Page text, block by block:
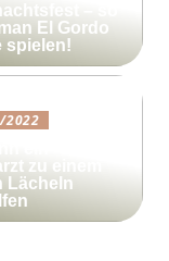
– so
El Gordo
spielen!
2022
zu einem
Lächeln